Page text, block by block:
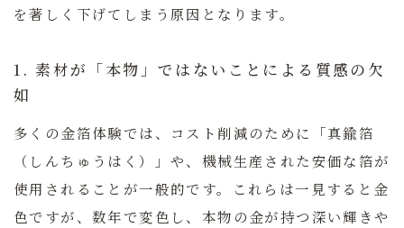
を著しく下げてしまう原因となります。
1. 素材が「本物」ではないことによる質感の欠
如
多くの金箔体験では、コスト削減のために「真鍮箔
（しんちゅうはく）」や、機械生産された安価な箔が
使用されることが一般的です。これらは一見すると金
色ですが、数年で変色し、本物の金が持つ深い輝きや